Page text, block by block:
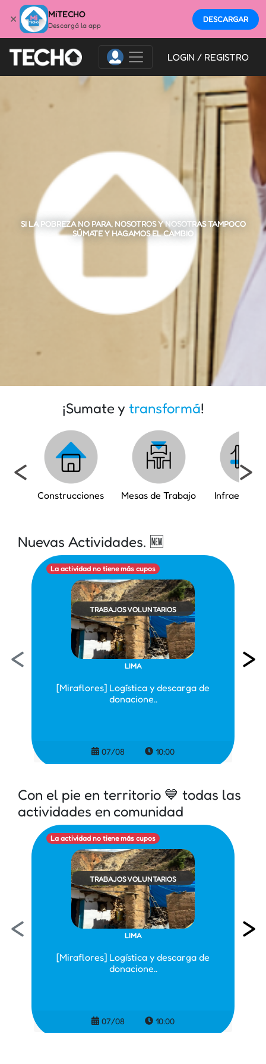
✕ MiTECHO
Descargá la app
DESCARGAR
LOGIN / REGISTRO
SI LA POBREZA NO PARA, NOSOTROS Y NOSOTRAS TAMPOCO
SÚMATE Y HAGAMOS EL CAMBIO
¡Sumate y transformá!
<
Construcciones Mesas de Trabajo
>
Nuevas Actividades. 🆕
<
La actividad no tiene más cupos
TRABAJOS VOLUNTARIOS
LIMA
[Miraflores] Logística y descarga de
donacione..
07/08 10:00
>
Con el pie en territorio 💙 todas las
actividades en comunidad
<
La actividad no tiene más cupos
TRABAJOS VOLUNTARIOS
LIMA
[Miraflores] Logística y descarga de
donacione..
07/08 10:00
>